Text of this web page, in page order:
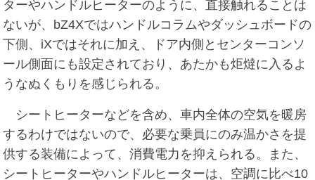
ターやハンドルヒーターのように、直接触れることは
ないが、bZ4Xではハンドルコラムやダッシュボードの
下側、iXではそれに加え、ドア内側とセンターコンソ
ール側面にも設定されており、あたかも炬燵に入るよ
うなぬくもりを感じられる。
シートヒーターなどを含め、車内全体の空気を暖房
するわけではないので、必要な乗員にのみ温かさを提
供する装備によって、消費電力を抑えられる。また、
シートヒーターやハンドルヒーターは、空調に比べ10